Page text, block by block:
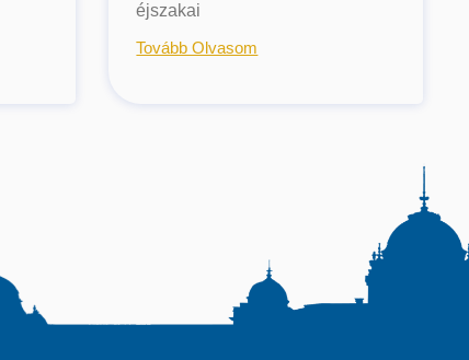
éjszakai
Tovább Olvasom